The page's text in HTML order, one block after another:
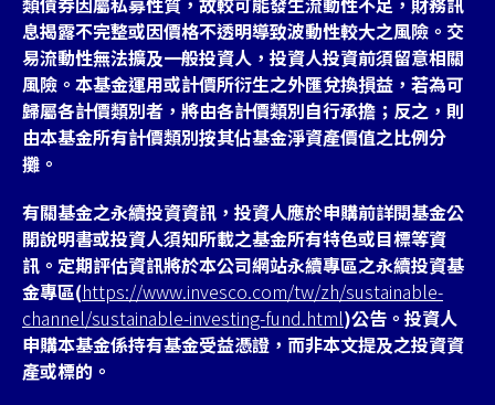
息揭露不完整或因價格不透明導致波動性較大之風險。交
易流動性無法擴及一般投資人，投資人投資前須留意相關
風險。本基金運用或計價所衍生之外匯兌換損益，若為可
歸屬各計價類別者，將由各計價類別自行承擔；反之，則
由本基金所有計價類別按其佔基金淨資產價值之比例分
攤。
有關基金之永續投資資訊，投資人應於申購前詳閱基金公
開說明書或投資人須知所載之基金所有特色或目標等資
訊。定期評估資訊將於本公司網站永續專區之永續投資基
金專區(https://www.invesco.com/tw/zh/sustainable-
channel/sustainable-investing-fund.html)公告。投資人
申購本基金係持有基金受益憑證，而非本文提及之投資資
產或標的。